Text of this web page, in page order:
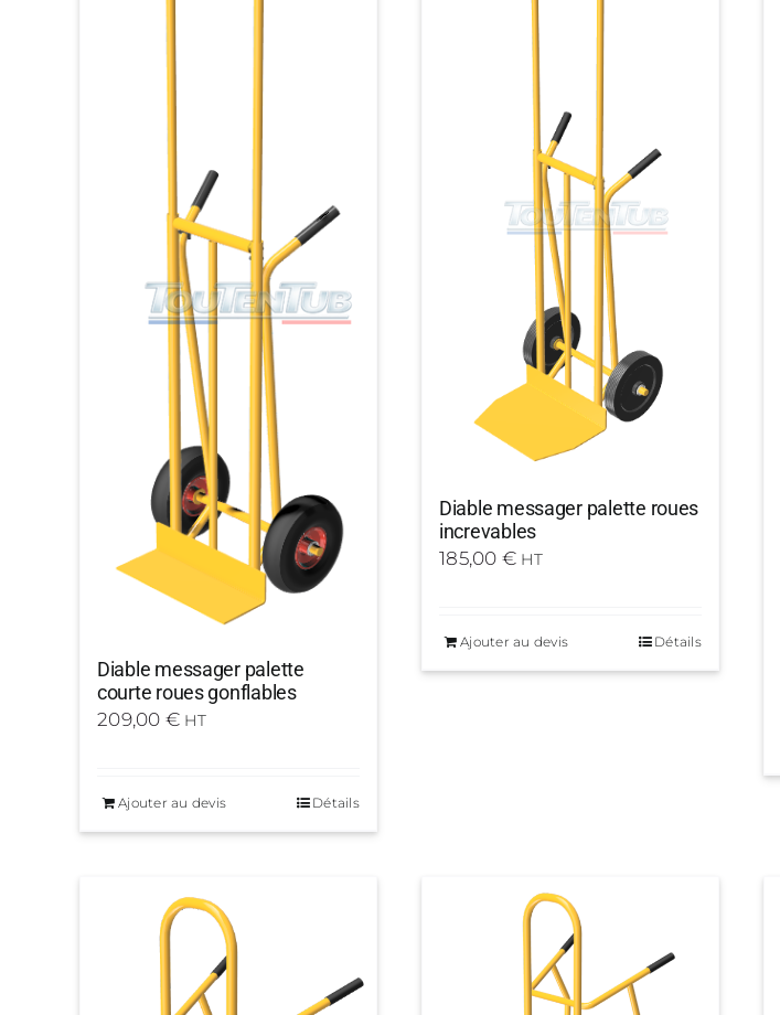
Diable messager palette
courte roues gonflables
209,00 € HT
Ajouter au devis Détails
Diable messager palette roues
increvables
185,00 € HT
Ajouter au devis Détails